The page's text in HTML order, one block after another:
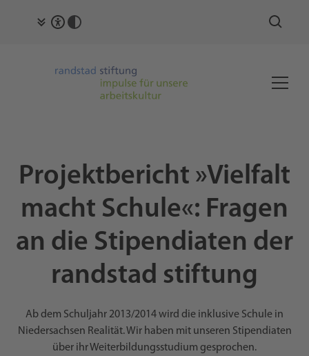
Projektbericht »Vielfalt
macht Schule«: Fragen
an die Stipendiaten der
randstad stiftung
Ab dem Schuljahr 2013/2014 wird die inklusive Schule in
Niedersachsen Realität. Wir haben mit unseren Stipendiaten
über ihr Weiterbildungsstudium gesprochen.